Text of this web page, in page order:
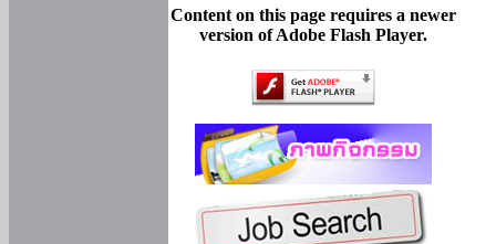
Content on this page requires a newer
version of Adobe Flash Player.